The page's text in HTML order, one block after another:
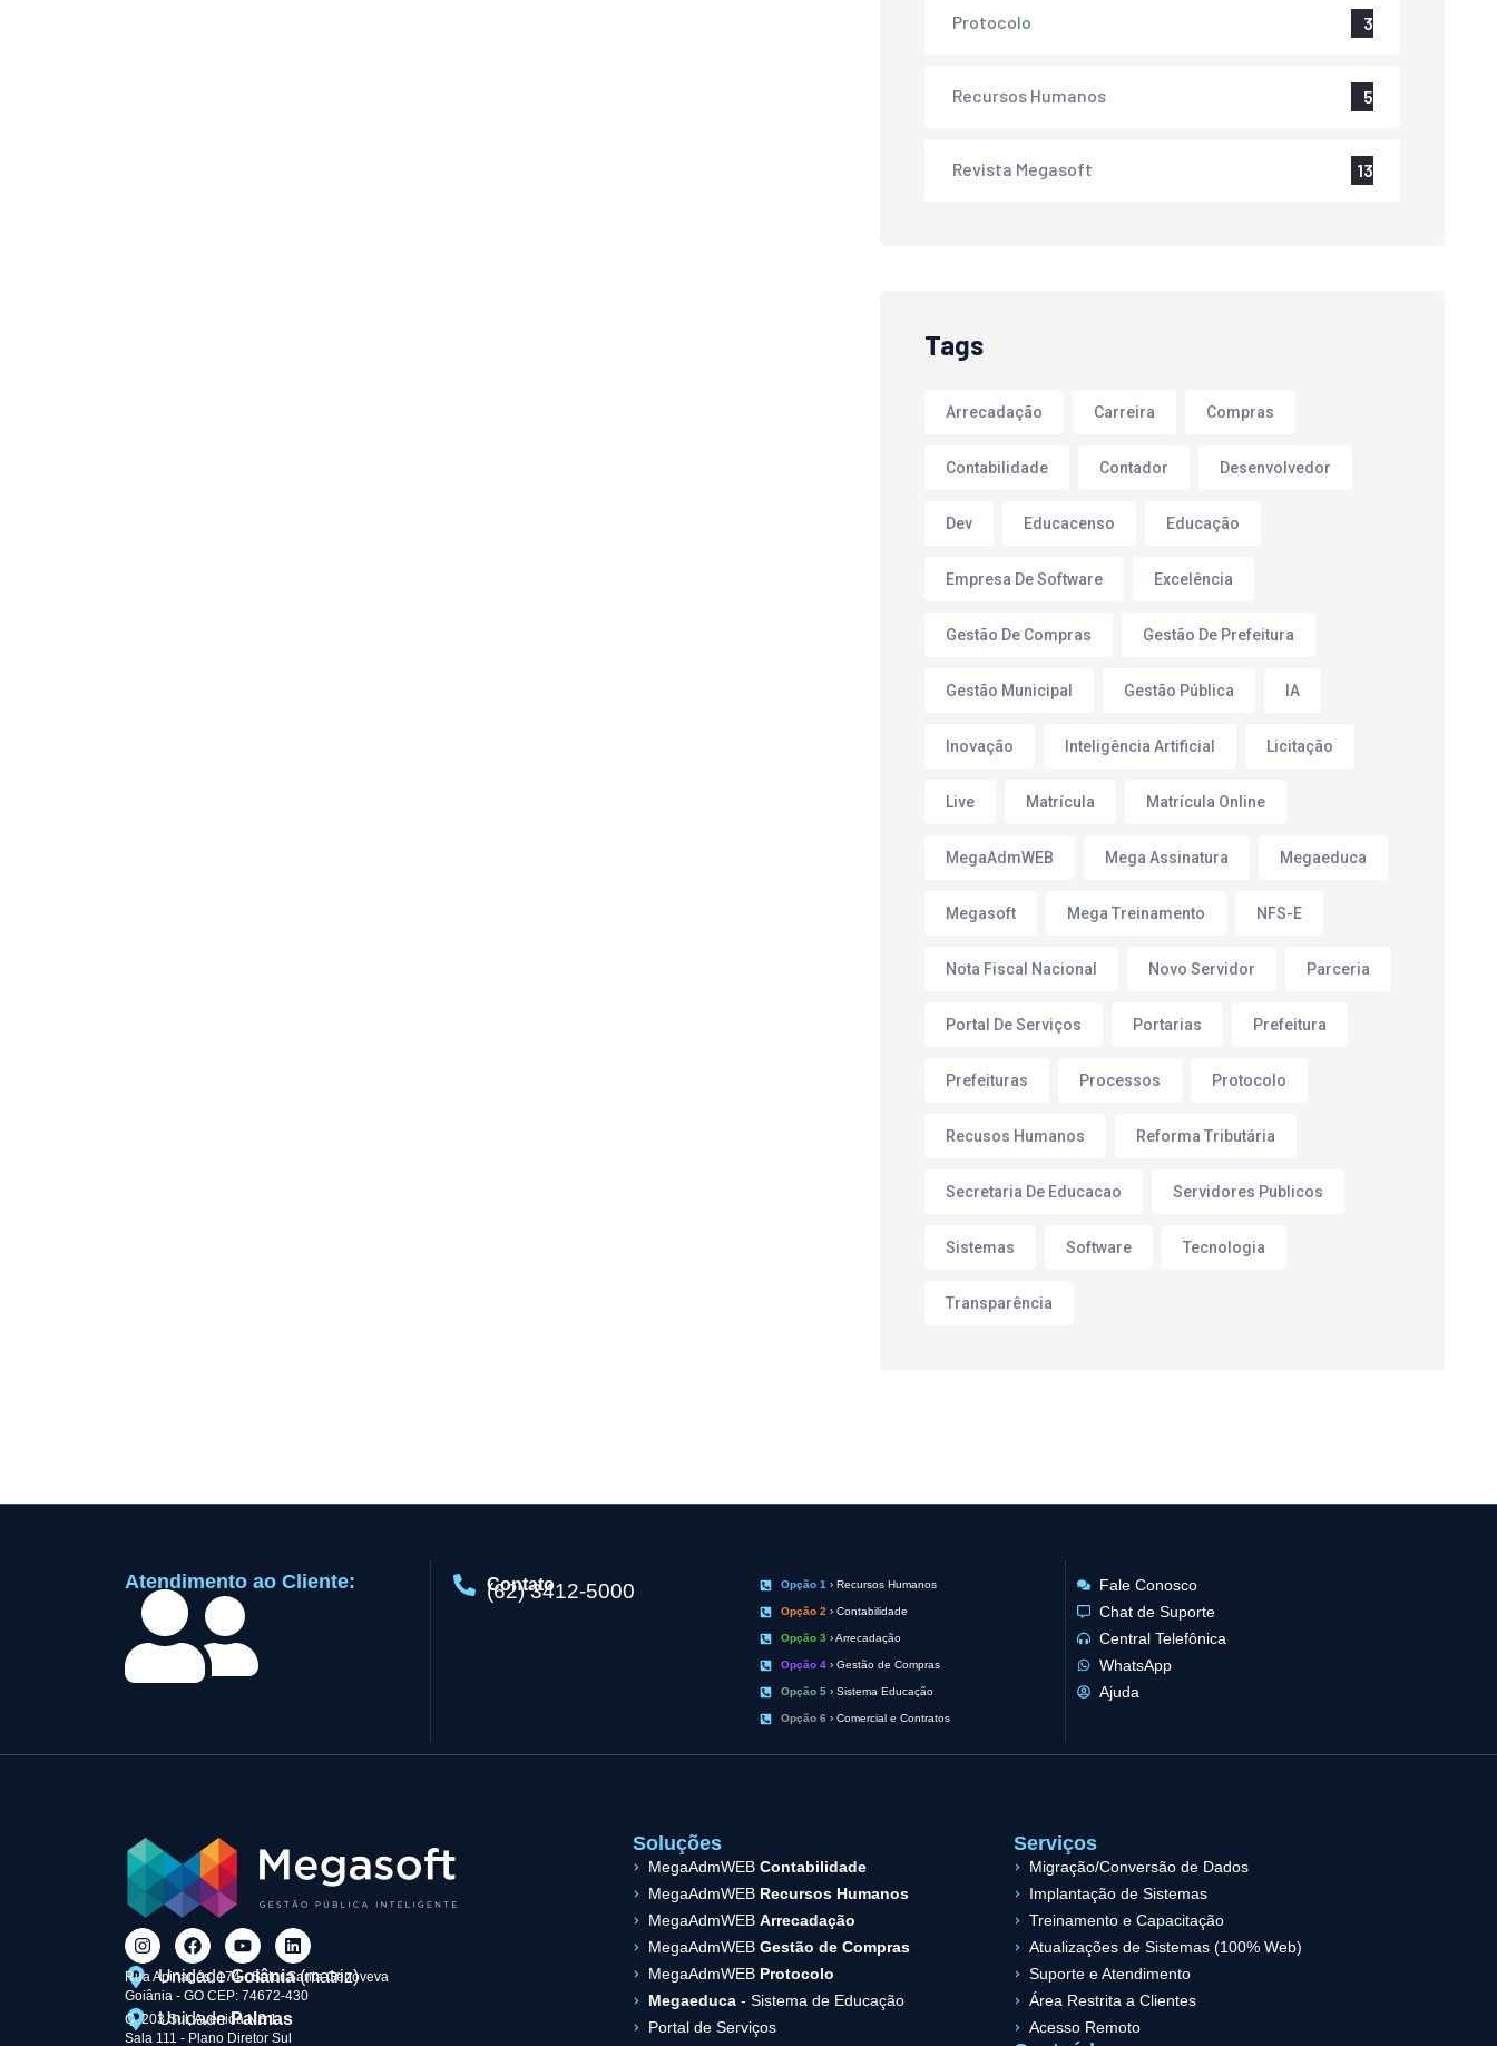
Protocolo 3
Recursos Humanos 5
Revista Megasoft 13
Tags
Arrecadação Carreira Compras
Contabilidade Contador Desenvolvedor
Dev Educacenso Educação
Empresa De Software Excelência
Gestão De Compras Gestão De Prefeitura
Gestão Municipal Gestão Pública IA
Inovação Inteligência Artificial Licitação
Live Matrícula Matrícula Online
MegaAdmWEB Mega Assinatura Megaeduca
Megasoft Mega Treinamento NFS-E
Nota Fiscal Nacional Novo Servidor Parceria
Portal De Serviços Portarias Prefeitura
Prefeituras Processos Protocolo
Recusos Humanos Reforma Tributária
Secretaria De Educacao Servidores Publicos
Sistemas Software Tecnologia
Transparência
Atendimento ao Cliente: Contato
(62) 3412-5000 Opção 1› Recursos Humanos
Opção 2› Contabilidade
Opção 3 › Arrecadação
Opção 4› Gestão de Compras
Opção 5› Sistema Educação
Opção 6 › Comercial e Contratos
Fale Conosco
Chat de Suporte
Central Telefônica
WhatsApp
Ajuda
UnidadeGoiânia(matriz)
Rua Apinagés, 174 - Setor Santa Genoveva
Goiânia - GO CEP: 74672-430
UnidadePalmas
Q. 203 Sul, Avenida NS 1
Sala 111 - Plano Diretor Sul
Soluções
MegaAdmWEB Contabilidade
MegaAdmWEB Recursos Humanos
MegaAdmWEB Arrecadação
MegaAdmWEB Gestão de Compras
MegaAdmWEB Protocolo
Megaeduca- Sistema de Educação
Portal de Serviços
Serviços
Migração/Conversão de Dados
Implantação de Sistemas
Treinamento e Capacitação
Atualizações de Sistemas (100% Web)
Suporte e Atendimento
Área Restrita a Clientes
Acesso Remoto